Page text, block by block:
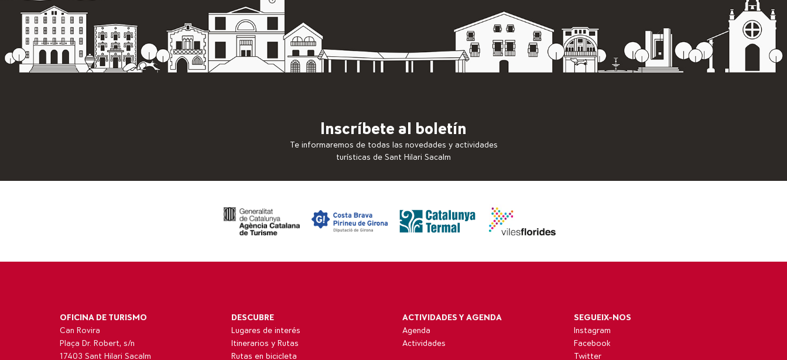
Inscríbete al boletín
Te informaremos de todas las novedades y actividades
turísticas de Sant Hilari Sacalm
OFICINA DE TURISMO
Can Rovira
Plaça Dr. Robert, s/n
17403 Sant Hilari Sacalm
DESCUBRE
Lugares de interés
Itinerarios y Rutas
Rutas en bicicleta
ACTIVIDADES Y AGENDA
Agenda
Actividades
SEGUEIX-NOS
Instagram
Facebook
Twitter